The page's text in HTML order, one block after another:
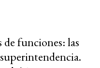
funciones: las